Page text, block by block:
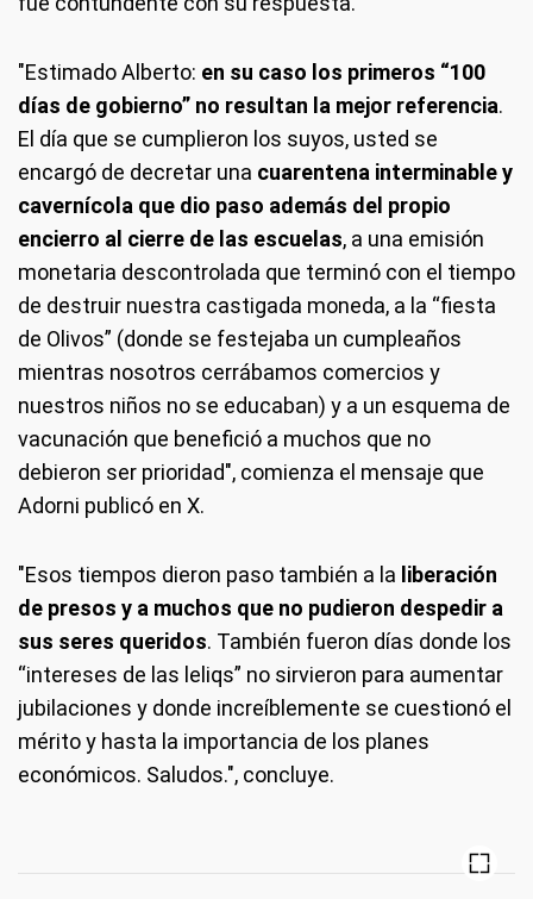
"Estimado Alberto: en su caso los primeros “100
días de gobierno” no resultan la mejor referencia.
El día que se cumplieron los suyos, usted se
encargó de decretar una cuarentena interminable y
cavernícola que dio paso además del propio
encierro al cierre de las escuelas, a una emisión
monetaria descontrolada que terminó con el tiempo
de destruir nuestra castigada moneda, a la “fiesta
de Olivos” (donde se festejaba un cumpleaños
mientras nosotros cerrábamos comercios y
nuestros niños no se educaban) y a un esquema de
vacunación que benefició a muchos que no
debieron ser prioridad", comienza el mensaje que
Adorni publicó en X.
"Esos tiempos dieron paso también a la liberación
de presos y a muchos que no pudieron despedir a
sus seres queridos. También fueron días donde los
“intereses de las leliqs” no sirvieron para aumentar
jubilaciones y donde increíblemente se cuestionó el
mérito y hasta la importancia de los planes
económicos. Saludos.", concluye.